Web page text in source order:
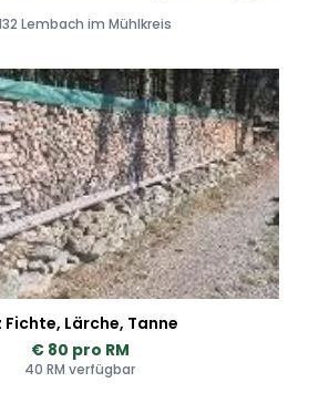
Lembach im Mühlkreis
Fichte, Lärche, Tanne
€ 80 pro RM
40 RM verfügbar